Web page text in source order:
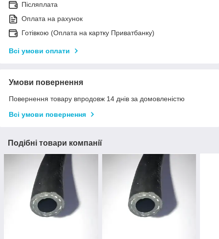
Післяплата
Оплата на рахунок
Готівкою (Оплата на картку Приватбанку)
Всі умови оплати
Умови повернення
Повернення товару впродовж 14 днів за домовленістю
Всі умови повернення
Подібні товари компанії